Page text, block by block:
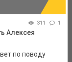
311 1
Алексея
по поводу